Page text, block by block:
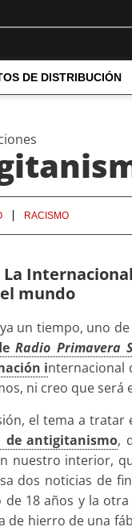
DE DISTRIBUCIÓN
RACISMO
mundo
un tiempo, uno
Radio Primavera
internacional
ni creo que será
el tema a tratar
de antigitanismo,
nuestro interior,
dos noticias de
de 18 años y la
de hierro de una